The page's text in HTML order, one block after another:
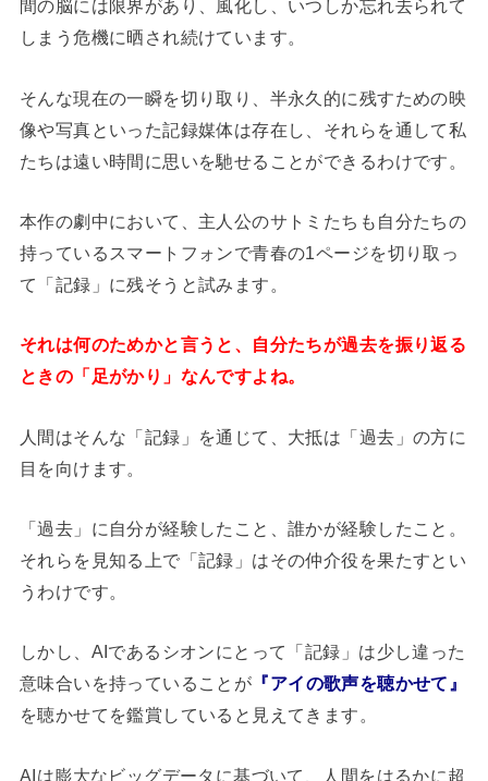
間の脳には限界があり、風化し、いつしか忘れ去られて
しまう危機に晒され続けています。
そんな現在の一瞬を切り取り、半永久的に残すための映
像や写真といった記録媒体は存在し、それらを通して私
たちは遠い時間に思いを馳せることができるわけです。
本作の劇中において、主人公のサトミたちも自分たちの
持っているスマートフォンで青春の1ページを切り取っ
て「記録」に残そうと試みます。
それは何のためかと言うと、自分たちが過去を振り返る
ときの「足がかり」なんですよね。
人間はそんな「記録」を通じて、大抵は「過去」の方に
目を向けます。
「過去」に自分が経験したこと、誰かが経験したこと。
それらを見知る上で「記録」はその仲介役を果たすとい
うわけです。
しかし、AIであるシオンにとって「記録」は少し違った
意味合いを持っていることが 『アイの歌声を聴かせて』
を聴かせてを鑑賞していると見えてきます。
AIは膨大なビッグデータに基づいて、人間をはるかに超